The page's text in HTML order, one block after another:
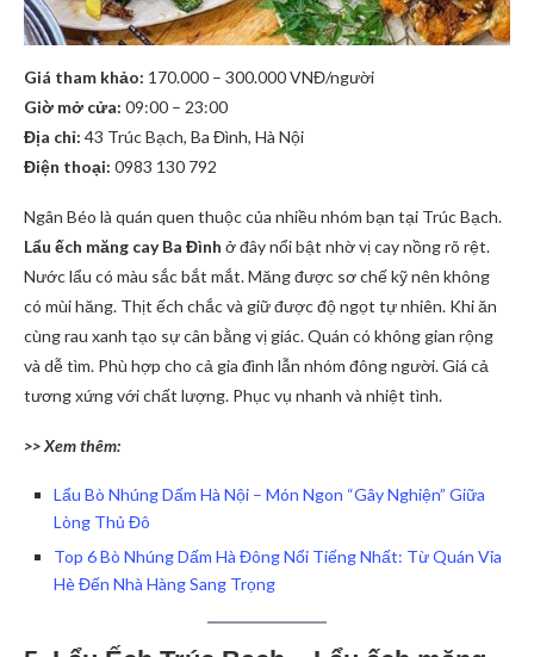
Giá tham khảo: 170.000 – 300.000 VNĐ/người
Giờ mở cửa: 09:00 – 23:00
Địa chỉ: 43 Trúc Bạch, Ba Đình, Hà Nội
Điện thoại: 0983 130 792
Ngân Béo là quán quen thuộc của nhiều nhóm bạn tại Trúc Bạch.
Lẩu ếch măng cay Ba Đình ở đây nổi bật nhờ vị cay nồng rõ rệt.
Nước lẩu có màu sắc bắt mắt. Măng được sơ chế kỹ nên không
có mùi hăng. Thịt ếch chắc và giữ được độ ngọt tự nhiên. Khi ăn
cùng rau xanh tạo sự cân bằng vị giác. Quán có không gian rộng
và dễ tìm. Phù hợp cho cả gia đình lẫn nhóm đông người. Giá cả
tương xứng với chất lượng. Phục vụ nhanh và nhiệt tình.
>> Xem thêm:
Lẩu Bò Nhúng Dấm Hà Nội – Món Ngon “Gây Nghiện” Giữa
Lòng Thủ Đô
Top 6 Bò Nhúng Dấm Hà Đông Nổi Tiếng Nhất: Từ Quán Vỉa
Hè Đến Nhà Hàng Sang Trọng